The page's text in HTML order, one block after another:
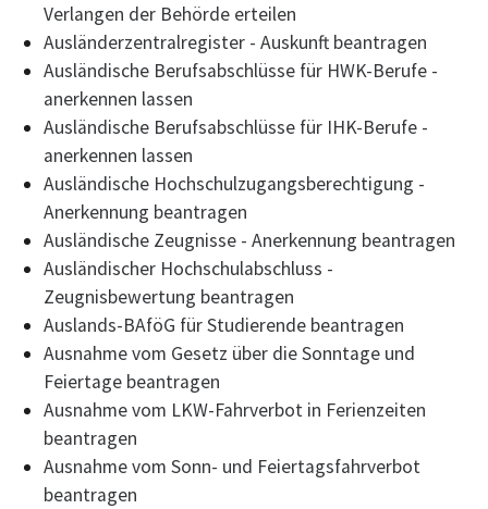
Verlangen der Behörde erteilen
Ausländerzentralregister - Auskunft beantragen
Ausländische Berufsabschlüsse für HWK-Berufe -
anerkennen lassen
Ausländische Berufsabschlüsse für IHK-Berufe -
anerkennen lassen
Ausländische Hochschulzugangsberechtigung -
Anerkennung beantragen
Ausländische Zeugnisse - Anerkennung beantragen
Ausländischer Hochschulabschluss -
Zeugnisbewertung beantragen
Auslands-BAföG für Studierende beantragen
Ausnahme vom Gesetz über die Sonntage und
Feiertage beantragen
Ausnahme vom LKW-Fahrverbot in Ferienzeiten
beantragen
Ausnahme vom Sonn- und Feiertagsfahrverbot
beantragen